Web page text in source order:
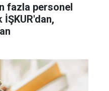
fazla personel
İŞKUR'dan,